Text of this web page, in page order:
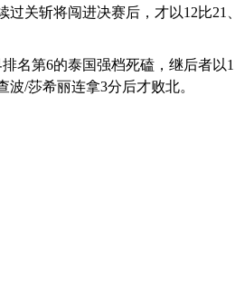
关斩将闯进决赛后，才以12比21
名第6的泰国强档死磕，继后者以
/莎希丽连拿3分后才败北。